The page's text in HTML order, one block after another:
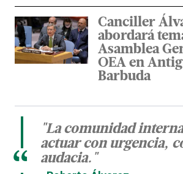
Canciller
abordará
Asamblea
OEA en
Barbuda
"La comunidad
actuar con urgencia,
audacia."